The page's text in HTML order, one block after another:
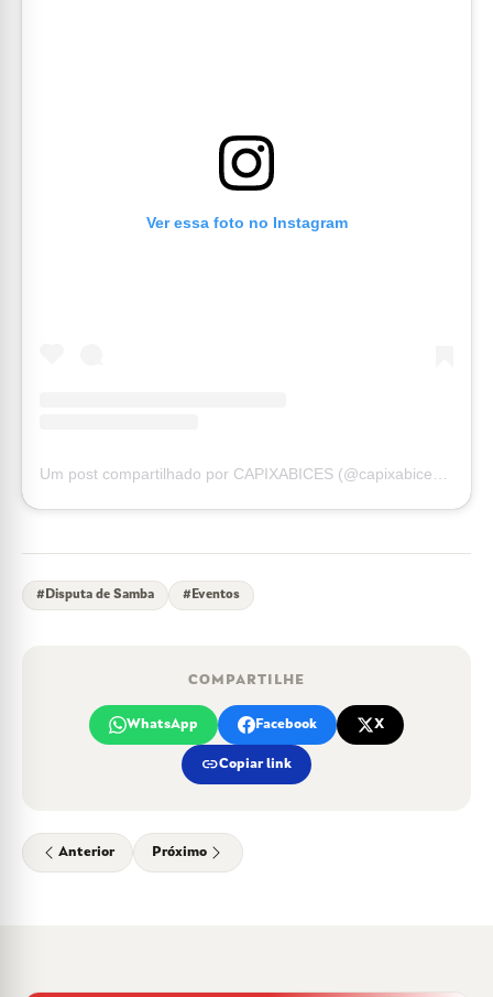
Ver essa foto no Instagram
Um post compartilhado por CAPIXABICES (@capixabices_)
# Disputa de Samba # Eventos
COMPARTILHE
WhatsApp Facebook X
linkCopiar link
Anterior Próximo